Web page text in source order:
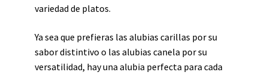
variedad de platos.
Ya sea que prefieras las alubias carillas por su
sabor distintivo o las alubias canela por su
versatilidad, hay una alubia perfecta para cada